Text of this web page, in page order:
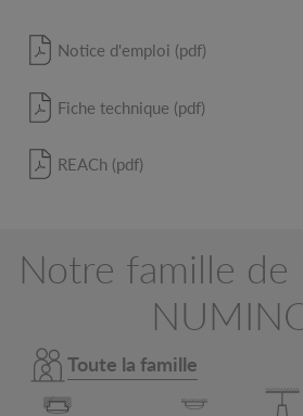
Notice d'emploi (pdf)
Fiche technique (pdf)
REACh (pdf)
Notre famille de
Toute la famille